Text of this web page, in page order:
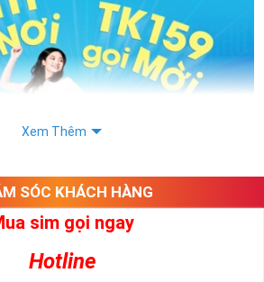
tin về gói TK159 của nhà mạng sim
là gói cước khuyến mãi mới vừa
Xem Thêm
SÓC KHÁCH HÀNG
sim gọi ngay
Hotline